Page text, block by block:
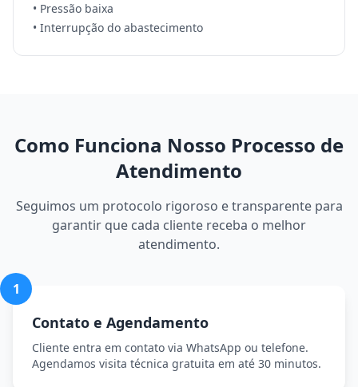
• Pressão baixa
• Interrupção do abastecimento
Como Funciona Nosso Processo de
Atendimento
Seguimos um protocolo rigoroso e transparente para
garantir que cada cliente receba o melhor
atendimento.
1
Contato e Agendamento
Cliente entra em contato via WhatsApp ou telefone.
Agendamos visita técnica gratuita em até 30 minutos.